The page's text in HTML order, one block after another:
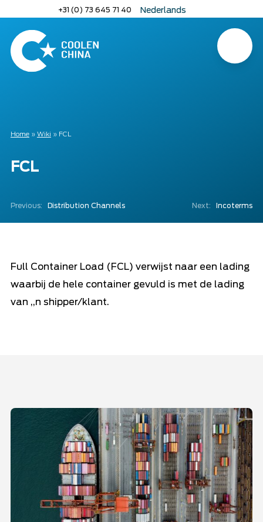
+31 (0) 73 645 71 40
Nederlands
Home Menu
Home» Wiki » FCL
FCL
Previous: Distribution Channels Next: Incoterms
Full Container Load (FCL) verwijst naar een lading
waarbij de hele container gevuld is met de lading
van ‚‚n shipper/klant.